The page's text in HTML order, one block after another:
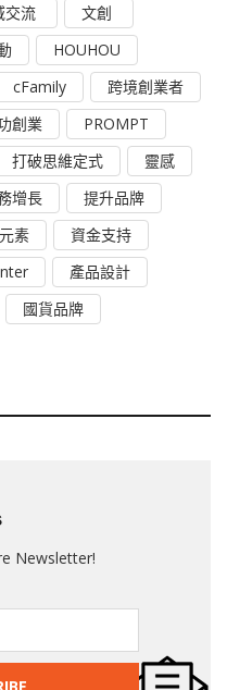
交流
文創
HOUHOU
cFamily
跨境創業者
創業
PROMPT
打破思維定式
靈感
增長
提升品牌
素
資金支持
產品設計
國貨品牌
Newsletter!